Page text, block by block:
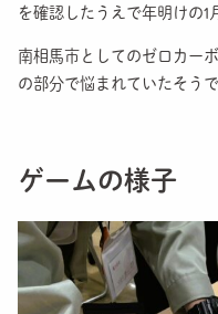
を確認したうえで年明けの1
南相馬市としてのゼロカー
の部分で悩まれていたそうで
ゲームの様子